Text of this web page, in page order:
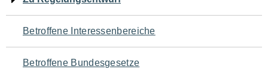
Seiteninhalt
Betroffene Interessenbereiche
Betroffene Bundesgesetze